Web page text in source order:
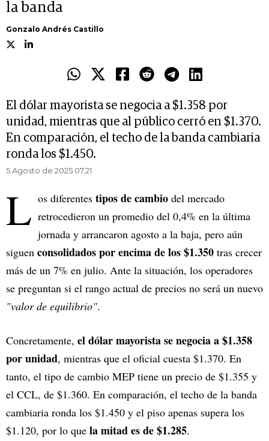
la banda
Gonzalo Andrés Castillo
El dólar mayorista se negocia a $1.358 por
unidad, mientras que al público cerró en $1.370.
En comparación, el techo de la banda cambiaria
ronda los $1.450.
5 Agosto de 2025 07.21
L os diferentes tipos de cambio del mercado
retrocedieron un promedio del 0,4% en la última
jornada y arrancaron agosto a la baja, pero aún
siguen consolidados por encima de los $1.350 tras crecer
más de un 7% en julio. Ante la situación, los operadores
se preguntan si el rango actual de precios no será un nuevo
"valor de equilibrio".
Concretamente, el dólar mayorista se negocia a $1.358
por unidad, mientras que el oficial cuesta $1.370. En
tanto, el tipo de cambio MEP tiene un precio de $1.355 y
el CCL, de $1.360. En comparación, el techo de la banda
cambiaria ronda los $1.450 y el piso apenas supera los
$1.120, por lo que la mitad es de $1.285.